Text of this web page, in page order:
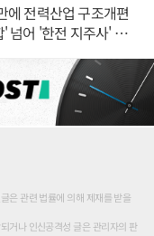
에 전력산업 구조개편
어 '한전 지주사' 재편
은 관련 법률에 의해 제재를 받을
거나 인신공격성 글은 관리자의 판